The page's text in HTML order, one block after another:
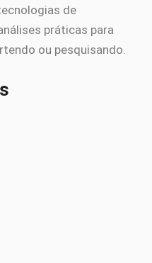
de
práticas para
ou pesquisando.